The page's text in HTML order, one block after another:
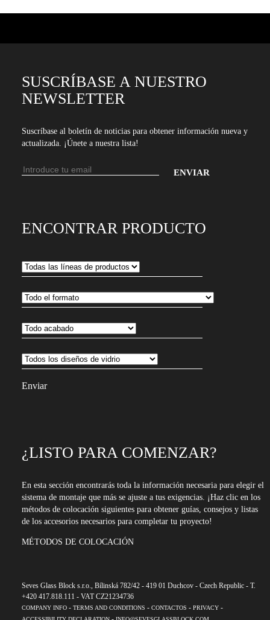
SUSCRÍBASE A NUESTRO
NEWSLETTER
Suscríbase al boletín de noticias para obtener información nueva y
actualizada. ¡Únete a nuestra lista!
Dirección
de
para
boletín
ENCONTRAR PRODUCTO
¿LISTO PARA COMENZAR?
En esta sección encontrarás toda la información necesaria para elegir el
sistema de montaje que más se ajuste a tus exigencias. ¡Haz clic en los
métodos de colocación siguientes para obtener guías, consejos y listas
de los accesorios necesarios para completar tu proyecto!
MÉTODOS DE COLOCACIÓN
Seves Glass Block s.r.o., Bílinská 782/42 - 419 01 Duchcov - Czech Republic - T.
+420 417.818.111 - VAT CZ21234736
COMPANY INFO- TERMS AND CONDITIONS - CONTACTOS - PRIVACY-